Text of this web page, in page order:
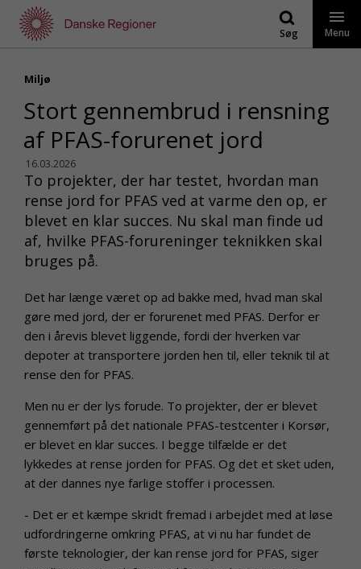
indhold
Søg Menu
Miljø
Stort gennembrud i rensning
af PFAS-forurenet jord
16.03.2026
To projekter, der har testet, hvordan man
rense jord for PFAS ved at varme den op, er
blevet en klar succes. Nu skal man finde ud
af, hvilke PFAS-forureninger teknikken skal
bruges på.
Det har længe været op ad bakke med, hvad man skal
gøre med jord, der er forurenet med PFAS. Derfor er
den i årevis blevet liggende, fordi der hverken var
depoter at transportere jorden hen til, eller teknik til at
rense den for PFAS.
Men nu er der lys forude. To projekter, der er blevet
gennemført på det nationale PFAS-testcenter i Korsør,
er blevet en klar succes. I begge tilfælde er det
lykkedes at rense jorden for PFAS. Og det et sket uden,
at der dannes nye farlige stoffer i processen.
- Det er et kæmpe skridt fremad i arbejdet med at løse
udfordringerne omkring PFAS, at vi nu har fundet de
første teknologier, der kan rense jord for PFAS, siger